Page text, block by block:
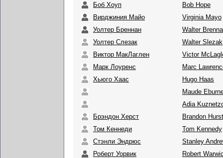
Боб Хоуп
Bob Hope
Вирджиния Майо
Virginia Mayo
Уолтер Бреннан
Walter
Уолтер Слезак
Walter Slezak
Виктор МакЛаглен
Victor
Марк Лоуренс
Marc
Хьюго Хаас
Hugo Haas
Maude
Adia
Брэндон Херст
Brandon Hurst
Том Кеннеди
Tom Kennedy
Стэнли Эндрюс
Stanley
Роберт Уорвик
Robert